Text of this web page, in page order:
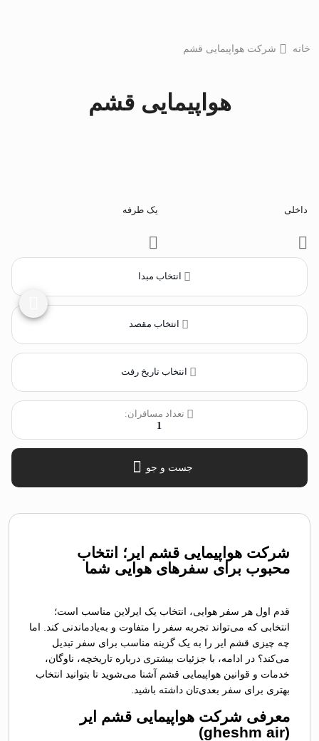
خانه شرکت هواپیمایی قشم
هواپیمایی قشم
داخلی یک طرفه
انتخاب مبدا
انتخاب مقصد
تعداد مسافران:
1
جست و جو
شرکت هواپیمایی قشم ایر؛ انتخاب
محبوب برای سفرهای هوایی شما
قدم اول هر سفر هوایی، انتخاب یک ایرلاین مناسب است؛
انتخابی که می‌تواند تجربه سفر را متفاوت و به‌یادماندنی کند. اما
چه چیزی قشم ایر را به یک گزینه مناسب برای سفر تبدیل
می‌کند؟ در ادامه، با جزئیات بیشتری درباره تاریخچه، ناوگان،
خدمات و قوانین هواپیمایی قشم آشنا می‌شوید تا بتوانید انتخاب
بهتری برای سفر بعدی‌تان داشته باشید.
معرفی شرکت هواپیمایی قشم ایر
(gheshm air)